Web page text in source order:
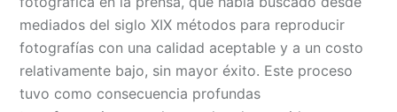
mediados del siglo XIX métodos para reproducir
fotografías con una calidad aceptable y a un costo
relativamente bajo, sin mayor éxito. Este proceso
tuvo como consecuencia profundas